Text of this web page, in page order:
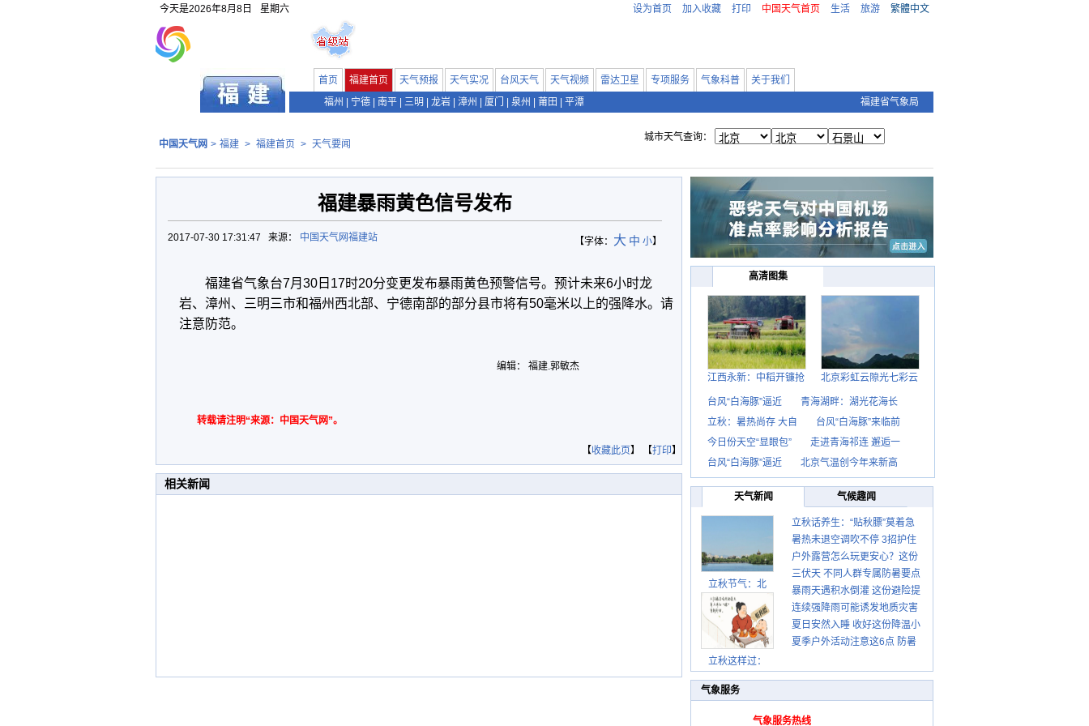
今天是2026年8月8日 星期六 设为首页 加入收藏 打印 中国天气首页 生活 旅游 繁體中文
首页 福建首页 天气预报 天气实况 台风天气 天气视频 雷达卫星 专项服务 气象科普
关于我们
福州
宁德 南平 三明 龙岩 漳州 厦门 泉州 莆田 平潭 福建省气象局
中国天气网 > 福建 > 福建首页 > 天气要闻
城市天气查询：
福建暴雨黄色信号发布
【字体： 大 中 小】
2017-07-30 17:31:47 来源： 中国天气网福建站
福建省气象台7月30日17时20分变更发布暴雨黄色预警信号。预计未来6小时龙
岩、漳州、三明三市和福州西北部、宁德南部的部分县市将有50毫米以上的强降水。请
注意防范。
编辑： 福建.郭敏杰
转载请注明“来源：中国天气网”。
【收藏此页】 【打印】
相关新闻
高清图集
江西永新：中稻开镰抢 北京彩虹云隙光七彩云
台风“白海豚”逼近
青海湖畔：湖光花海长
立秋：暑热尚存 大自
台风“白海豚”来临前
今日份天空“显眼包”
走进青海祁连 邂逅一
台风“白海豚”逼近
北京气温创今年来新高
天气新闻 气候趣闻
立秋节气：北
立秋这样过：
立秋话养生：“贴秋膘”莫着急
先清暑再防燥
暑热未退空调吹不停 3招护住
肩颈不酸痛
户外露营怎么玩更安心？这份
攻略请收好
三伏天 不同人群专属防暑要点
请收好
暴雨天遇积水倒灌 这份避险提
示请收好
连续强降雨可能诱发地质灾害
这些前兆要知道
夏日安然入睡 收好这份降温小
贴士
夏季户外活动注意这6点 防暑
气象服务
气象服务热线